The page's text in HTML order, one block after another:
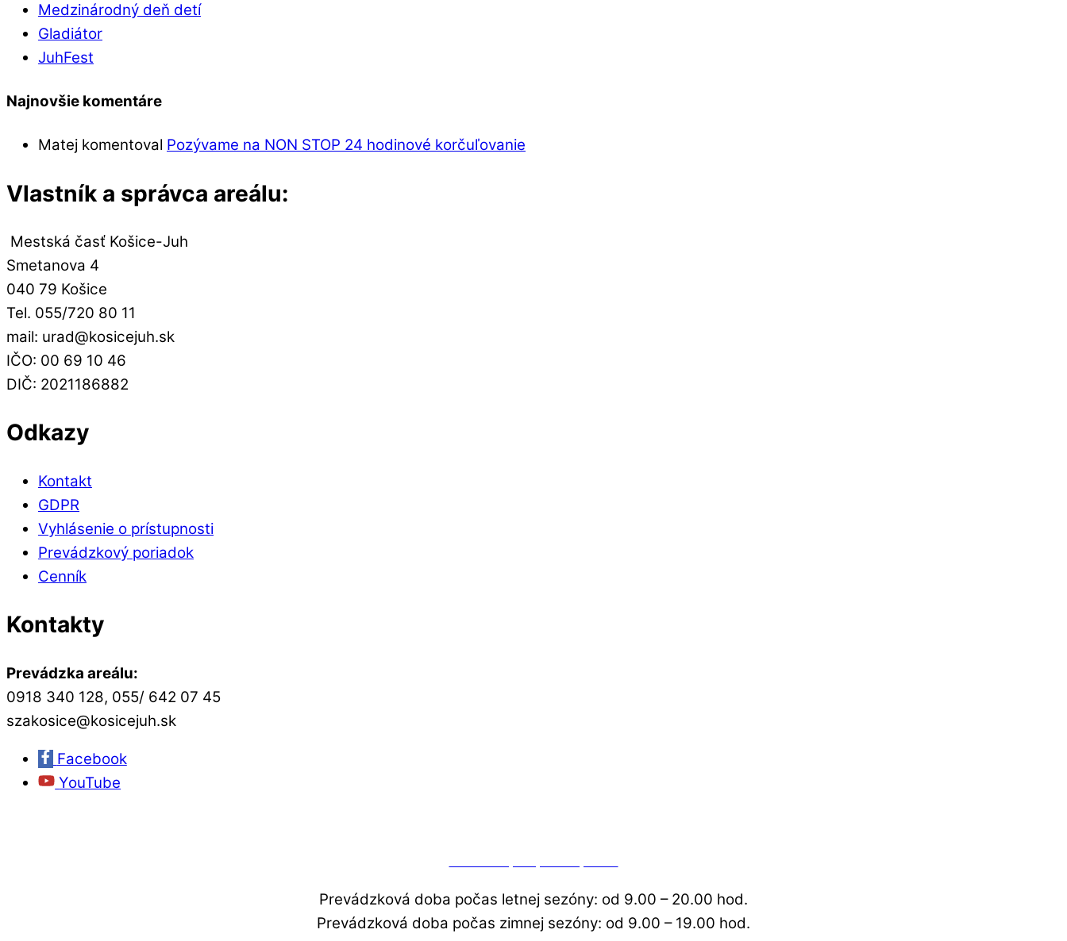
Medzinárodný deň detí
Gladiátor
JuhFest
Najnovšie komentáre
Matej komentoval Pozývame na NON STOP 24 hodinové korčuľovanie
Vlastník a správca areálu:
Mestská časť Košice-Juh
Smetanova 4
040 79 Košice
Tel. 055/720 80 11
mail: urad@kosicejuh.sk
IČO: 00 69 10 46
DIČ: 2021186882
Odkazy
Kontakt
GDPR
Vyhlásenie o prístupnosti
Prevádzkový poriadok
Cenník
Kontakty
Prevádzka areálu:
0918 340 128, 055/ 642 07 45
szakosice@kosicejuh.sk
Facebook
YouTube
Prevádzková doba počas letnej sezóny: od 9.00 – 20.00 hod.
Prevádzková doba počas zimnej sezóny: od 9.00 – 19.00 hod.